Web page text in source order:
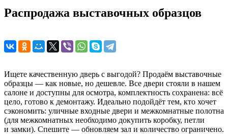
Распродажа выставочных образцов
Ищете качественную дверь с выгодой? Продаём выставочные
образцы — как новые, но дешевле. Все двери стояли в нашем
салоне и доступны для осмотра, комплектность сохранена: всё
цело, готово к демонтажу. Идеально подойдёт тем, кто хочет
сэкономить: уличные входные двери и межкомнатные полотна
(для межкомнатных необходимо докупить коробку, петли
и замки). Спешите — обновляем зал и количество ограничено.